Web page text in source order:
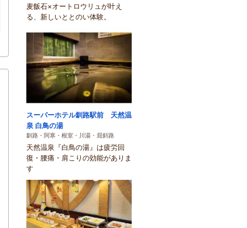
8/17
×
8/18
-
麦飯石×オートロウリュが叶え
る、新しいととのい体験。
スーパーホテル釧路駅前 天然温
泉 白鳥の湯
釧路・阿寒・根室・川湯・屈斜路
天然温泉『白鳥の湯』は疲労回
復・腰痛・肩こりの効能がありま
す